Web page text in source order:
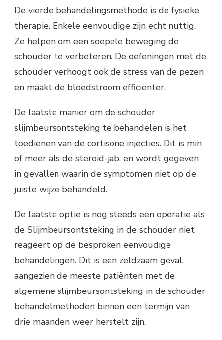
De vierde behandelingsmethode is de fysieke
therapie. Enkele eenvoudige zijn echt nuttig.
Ze helpen om een soepele beweging de
schouder te verbeteren. De oefeningen met de
schouder verhoogt ook de stress van de pezen
en maakt de bloedstroom efficiënter.
De laatste manier om de schouder
slijmbeursontsteking te behandelen is het
toedienen van de cortisone injecties. Dit is min
of meer als de steroïd-jab, en wordt gegeven
in gevallen waarin de symptomen niet op de
juiste wijze behandeld.
De laatste optie is nog steeds een operatie als
de Slijmbeursontsteking in de schouder niet
reageert op de besproken eenvoudige
behandelingen. Dit is een zeldzaam geval,
aangezien de meeste patiënten met de
algemene slijmbeursontsteking in de schouder
behandelmethoden binnen een termijn van
drie maanden weer herstelt zijn.